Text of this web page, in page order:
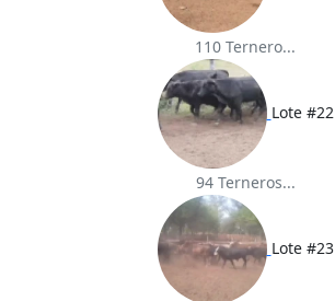
110 Ternero...
Lote #22
94 Terneros...
Lote #23